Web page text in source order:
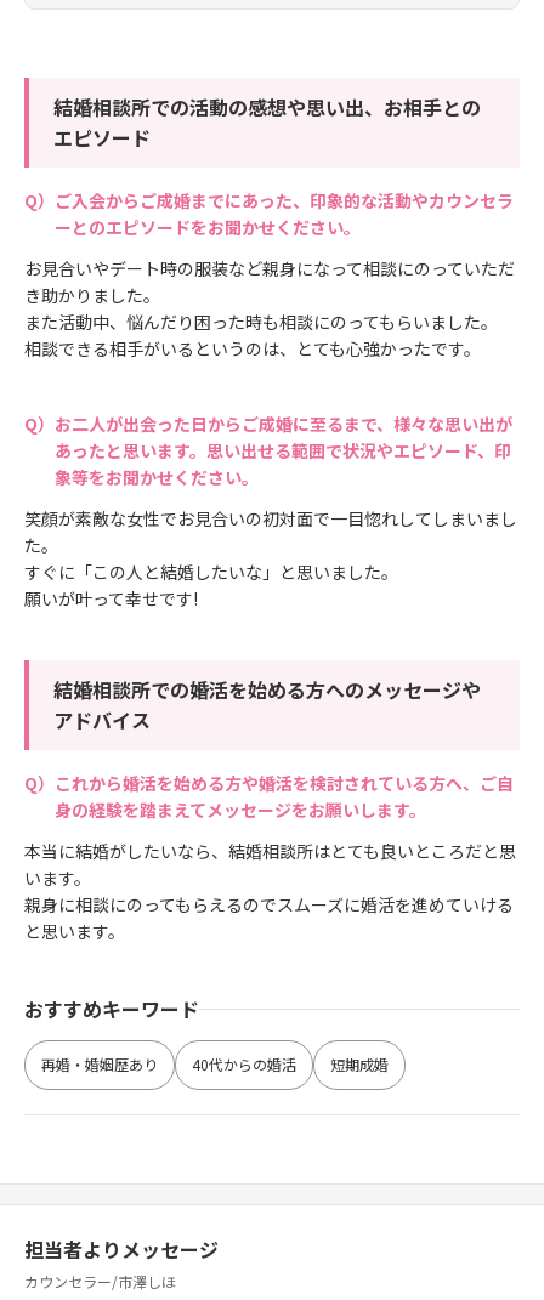
結婚相談所での活動の感想や思い出、お相手との
エピソード
ご入会からご成婚までにあった、印象的な活動やカウンセラ
ーとのエピソードをお聞かせください。
お見合いやデート時の服装など親身になって相談にのっていただ
き助かりました。
また活動中、悩んだり困った時も相談にのってもらいました。
相談できる相手がいるというのは、とても心強かったです。
お二人が出会った日からご成婚に至るまで、様々な思い出が
あったと思います。思い出せる範囲で状況やエピソード、印
象等をお聞かせください。
笑顔が素敵な女性でお見合いの初対面で一目惚れしてしまいまし
た。
すぐに「この人と結婚したいな」と思いました。
願いが叶って幸せです!
結婚相談所での婚活を始める方へのメッセージや
アドバイス
これから婚活を始める方や婚活を検討されている方へ、ご自
身の経験を踏まえてメッセージをお願いします。
本当に結婚がしたいなら、結婚相談所はとても良いところだと思
います。
親身に相談にのってもらえるのでスムーズに婚活を進めていける
と思います。
おすすめキーワード
再婚・婚姻歴あり 40代からの婚活 短期成婚
担当者よりメッセージ
カウンセラー/市澤しほ